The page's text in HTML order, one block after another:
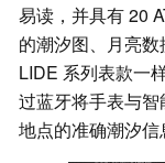
易读，并具有 20
的潮汐图、月亮
LIDE 系列表款一
过蓝牙将手表与
地点的准确潮汐信